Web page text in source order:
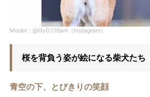
Model：@lily0316am（Instagram）
桜を背負う姿が絵になる柴犬たち
青空の下、とびきりの笑顔